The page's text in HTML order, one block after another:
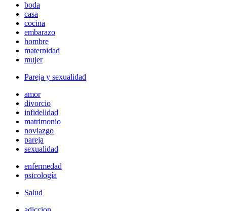
boda
casa
cocina
embarazo
hombre
maternidad
mujer
Pareja y sexualidad
amor
divorcio
infidelidad
matrimonio
noviazgo
pareja
sexualidad
enfermedad
psicología
Salud